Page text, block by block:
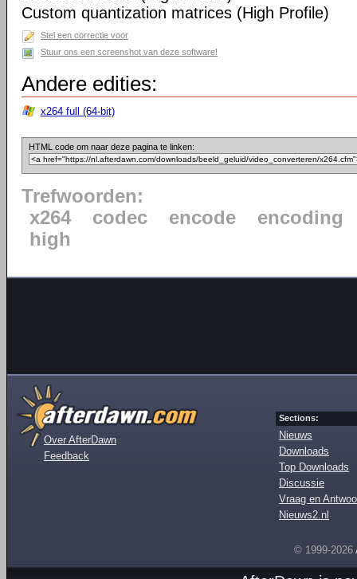
Custom quantization matrices (High Profile)
Stel een correctie voor
Stuur ons een screenshot van deze software!
Andere edities:
x264 full (64-bit)
HTML code om naar deze pagina te linken:
Trefwoorden:
x264
codec encode
encoding
high
Over AfterDawn
Feedback
Sections:
Nieuws
Downloads
Top Downloads
Discussie
Vraag en
Nieuws2.nl
© 1999-2026